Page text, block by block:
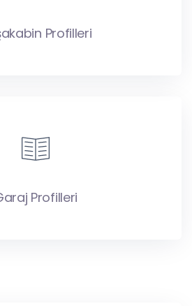
Profilleri
Profilleri